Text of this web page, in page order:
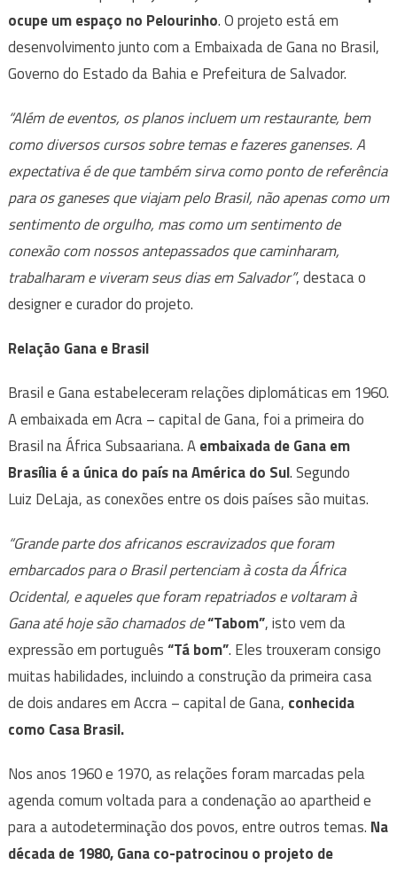
ocupe um espaço no Pelourinho. O projeto está em
desenvolvimento junto com a Embaixada de Gana no Brasil,
Governo do Estado da Bahia e Prefeitura de Salvador.
“Além de eventos, os planos incluem um restaurante, bem
como diversos cursos sobre temas e fazeres ganenses. A
expectativa é de que também sirva como ponto de referência
para os ganeses que viajam pelo Brasil, não apenas como um
sentimento de orgulho, mas como um sentimento de
conexão com nossos antepassados que caminharam,
trabalharam e viveram seus dias em Salvador”, destaca o
designer e curador do projeto.
Relação Gana e Brasil
Brasil e Gana estabeleceram relações diplomáticas em 1960.
A embaixada em Acra – capital de Gana, foi a primeira do
Brasil na África Subsaariana. Aembaixada de Gana em
Brasília é a única do país na América do Sul. Segundo
Luiz DeLaja, as conexões entre os dois países são muitas.
“Grande parte dos africanos escravizados que foram
embarcados para o Brasil pertenciam à costa da África
Ocidental, e aqueles que foram repatriados e voltaram à
Gana até hoje são chamados de“Tabom”, isto vem da
expressão em português“Tá bom”. Eles trouxeram consigo
muitas habilidades, incluindo a construção da primeira casa
de dois andares em Accra – capital de Gana, conhecida
como Casa Brasil.
Nos anos 1960 e 1970, as relações foram marcadas pela
agenda comum voltada para a condenação ao apartheid e
para a autodeterminação dos povos, entre outros temas. Na
década de 1980, Gana co-patrocinou o projeto de